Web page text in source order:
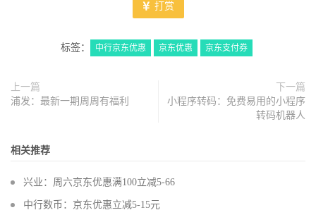
打赏
标签： 中行京东优惠 京东优惠 京东支付券
上一篇
浦发：最新一期周周有福利
下一篇
小程序转码：免费易用的小程序
转码机器人
相关推荐
兴业：周六京东优惠满100立减5-66
中行数币：京东优惠立减5-15元